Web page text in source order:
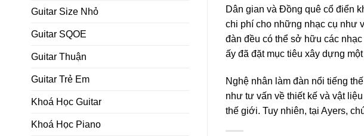
Guitar Size Nhỏ
Guitar SQOE
Guitar Thuận
Guitar Trẻ Em
Khoá Học Guitar
Khoá Học Piano
Dân gian và Đồng quê cổ điển
chi phí cho những nhạc cụ như
đàn đều có thể sở hữu các
ấy đã đặt mục tiêu xây dựng
Nghệ nhân làm đàn nổi tiếng
như tư vấn về thiết kế và vật
thế giới. Tuy nhiên, tại Ayers,